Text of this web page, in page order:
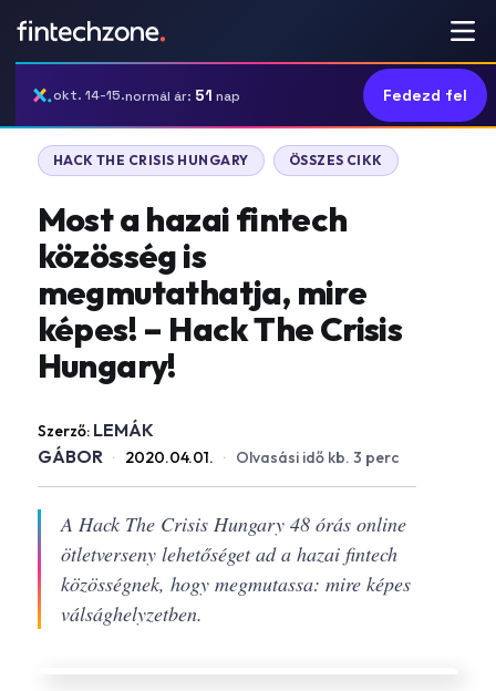
okt. 14-15.normál ár: 51 nap Fedezd fel
HACK THE CRISIS HUNGARY ÖSSZES CIKK
Most a hazai fintech
közösség is
megmutathatja, mire
képes! – Hack The Crisis
Hungary!
Szerző: LEMÁK
GÁBOR · 2020.04.01. · Olvasási idő kb. 3 perc
A Hack The Crisis Hungary 48 órás online
ötletverseny lehetőséget ad a hazai fintech
közösségnek, hogy megmutassa: mire képes
válsághelyzetben.